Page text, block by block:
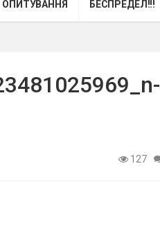
ОПИТУВАННЯ БЕСПРЕДЕЛ!!!
127